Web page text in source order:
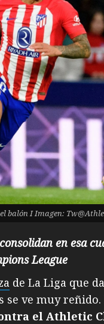
balón I Imagen:
en esa
League
de La Liga que
se ve muy reñido.
el Athletic